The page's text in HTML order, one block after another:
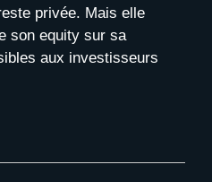
privée. Mais elle
son equity sur sa
aux investisseurs